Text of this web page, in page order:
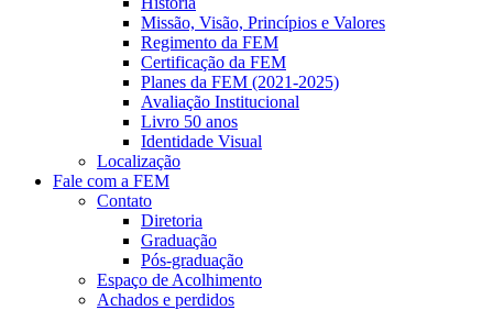
Missão, Visão, Princípios e Valores
Regimento da FEM
Certificação da FEM
Planes da FEM (2021-2025)
Avaliação Institucional
Livro 50 anos
Identidade Visual
Localização
Fale com a FEM
Contato
Diretoria
Graduação
Pós-graduação
Espaço de Acolhimento
Achados e perdidos